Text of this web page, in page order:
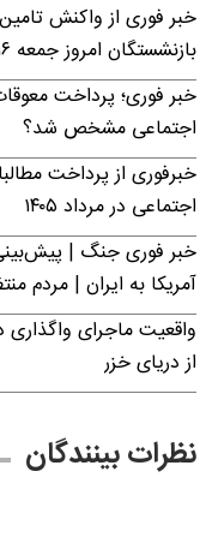
خبر فوری از واکنش
بازنشستگان امروز جمعه ۱۶ مرداد ۱۴۰۵
خبر فوری؛ پرداخت
اجتماعی مشخص شد؟
خبرفوری از پرداخت
اجتماعی در مرداد ۱۴۰۵
خبر فوری جنگ |
آمریکا به ایران | مردم
واقعیت ماجرای
از دریای خزر
نظرات بینندگان